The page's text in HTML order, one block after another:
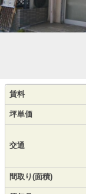
賃料
坪単価
交通
間取り(面積)